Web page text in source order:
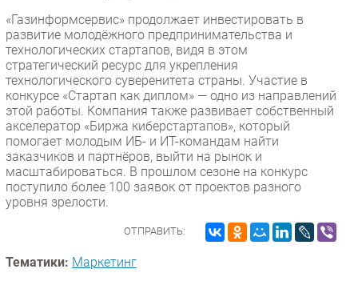
«Газинформсервис» продолжает инвестировать в
развитие молодёжного предпринимательства и
технологических стартапов, видя в этом
стратегический ресурс для укрепления
технологического суверенитета страны. Участие в
конкурсе «Стартап как диплом» — одно из направлений
этой работы. Компания также развивает собственный
акселератор «Биржа киберстартапов», который
помогает молодым ИБ- и ИТ-командам найти
заказчиков и партнёров, выйти на рынок и
масштабироваться. В прошлом сезоне на конкурс
поступило более 100 заявок от проектов разного
уровня зрелости.
ОТПРАВИТЬ:
Тематики: Маркетинг